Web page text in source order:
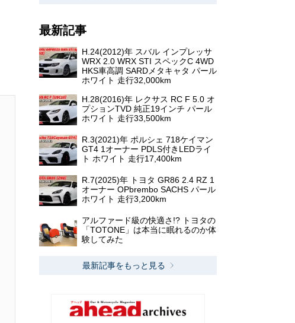
最新記事
H.24(2012)年 スバル インプレッサ
WRX 2.0 WRX STI スペックC 4WD
HKS車高調 SARDメタキャタ パール
ホワイト 走行32,000km
H.28(2016)年 レクサス RC F 5.0 オ
プションTVD 純正19インチ パール
ホワイト 走行33,500km
R.3(2021)年 ポルシェ 718ケイマン
GT4 1オーナー PDLS付きLEDライ
ト ホワイト 走行17,400km
R.7(2025)年 トヨタ GR86 2.4 RZ 1
オーナー OPbrembo SACHS パール
ホワイト 走行3,200km
アルファード級の快適さ!? トヨタの
「TOTONE」は本当に眠れるのか体
験してみた
最新記事をもっと見る